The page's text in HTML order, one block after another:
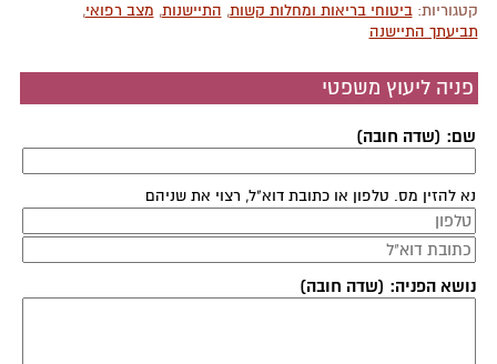
קטגוריות:ביטוחי בריאות ומחלות קשות, התיישנות, מצב רפואי,
תביעתך התיישנה
פניה ליעוץ משפטי
שם: (שדה חובה)
נא להזין מס. טלפון או כתובת דוא"ל, רצוי את שניהם
נושא הפניה: (שדה חובה)